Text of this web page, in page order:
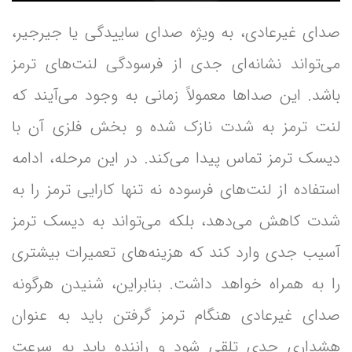
صدای غیرعادی، به ویژه صدای ساییدگی یا جیرجیر،
می‌تواند نشانه‌ای جدی از فرسودگی لنت‌های ترمز
باشد. این صداها معمولاً زمانی به وجود می‌آیند که
لنت ترمز به شدت نازک شده و بخش فلزی آن با
دیسک ترمز تماس پیدا می‌کند. در این مرحله، ادامه
استفاده از لنت‌های فرسوده نه تنها کارایی ترمز را به
شدت کاهش می‌دهد، بلکه می‌تواند به دیسک ترمز
آسیب جدی وارد کند که هزینه‌های تعمیرات بیشتری
را به همراه خواهد داشت. بنابراین، شنیدن هرگونه
صدای غیرعادی هنگام ترمز گرفتن باید به عنوان
هشداری جدی تلقی شود و راننده باید به سرعت